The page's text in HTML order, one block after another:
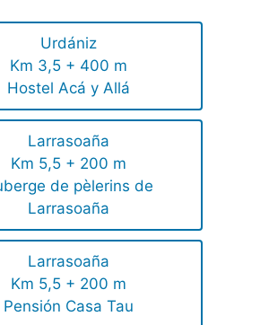
Urdániz
Km 3,5 + 400 m
Hostel Acá y Allá
Larrasoaña
Km 5,5 + 200 m
de pèlerins de
Larrasoaña
Larrasoaña
Km 5,5 + 200 m
Pensión Casa Tau